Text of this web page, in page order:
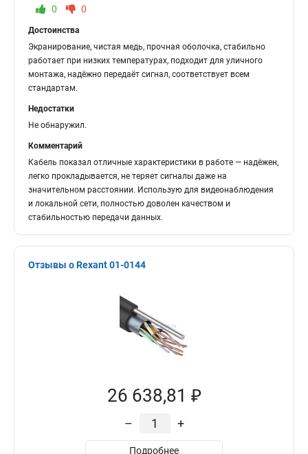
0 0
Достоинства
Экранирование, чистая медь, прочная оболочка, стабильно
работает при низких температурах, подходит для уличного
монтажа, надёжно передаёт сигнал, соответствует всем
стандартам.
Недостатки
Не обнаружил.
Комментарий
Кабель показал отличные характеристики в работе — надёжен,
легко прокладывается, не теряет сигналы даже на
значительном расстоянии. Использую для видеонаблюдения
и локальной сети, полностью доволен качеством и
стабильностью передачи данных.
Отзывы о Rexant 01-0144
26 638,81 ₽
– +
Подробнее